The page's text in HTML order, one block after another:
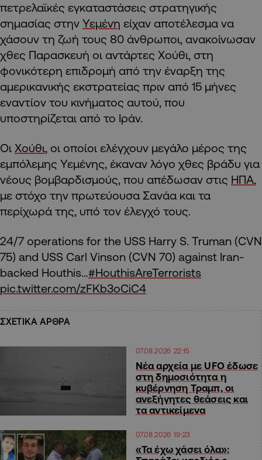
πετρελαϊκές εγκαταστάσεις στρατηγικής
σημασίας στην Υεμένη είχαν αποτέλεσμα να
χάσουν τη ζωή τους 80 άνθρωποι, ανακοίνωσαν
χθες Παρασκευή οι αντάρτες Χούθι, στη
φονικότερη επιδρομή από την έναρξη της
αμερικανικής εκστρατείας πριν από 15 μήνες
εναντίον του κινήματος αυτού, που
υποστηρίζεται από το Ιράν.
Οι Χούθι, οι οποίοι ελέγχουν μεγάλο μέρος της
εμπόλεμης Υεμένης, έκαναν λόγο χθες βράδυ για
νέους βομβαρδισμούς, που απέδωσαν στις ΗΠΑ,
με στόχο την πρωτεύουσα Σανάα και τα
περίχωρά της, υπό τον έλεγχό τους.
24/7 operations for the USS Harry S. Truman (CVN
75) and USS Carl Vinson (CVN 70) against Iran-
backed Houthis…#HouthisAreTerrorists
pic.twitter.com/zFKb3oCiC4
ΣΧΕΤΙΚΑ ΑΡΘΡΑ
07.08.2026 22:15
Νέα αρχεία με UFO έδωσε
στη δημοσιότητα η
κυβέρνηση Τραμπ, οι
ανεξήγητες θεάσεις και
τα αντικείμενα
07.08.2026 19:23
«Τα έχω χάσει όλα»: